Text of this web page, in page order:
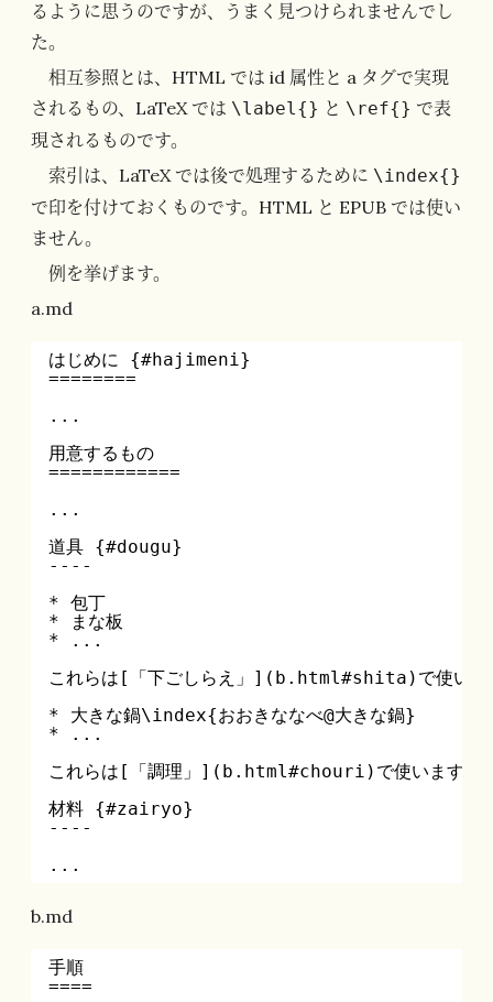
るように思うのですが、うまく見つけられませんでし
た。
相互参照とは、HTML では id 属性と a タグで実現
されるもの、LaTeX では \label{} と \ref{} で表
現されるものです。
索引は、LaTeX では後で処理するために \index{}
で印を付けておくものです。HTML と EPUB では使い
ません。
例を挙げます。
a.md
はじめに {#hajimeni}
========
...
用意するもの
============
...
道具 {#dougu}
----
* 包丁
* まな板
* ...
これらは[「下ごしらえ」](b.html#shita)で使いま
* 大きな鍋\index{おおきななべ@大きな鍋}
* ...
これらは[「調理」](b.html#chouri)で使います。
材料 {#zairyo}
----
...
b.md
手順
====